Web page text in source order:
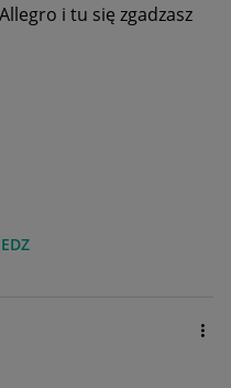
i tu się zgadzasz